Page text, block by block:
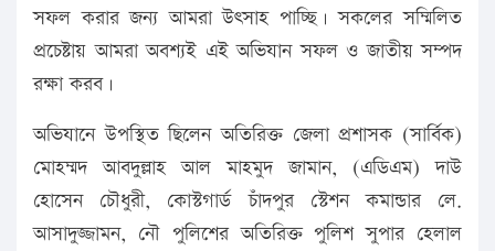
সফল করার জন্য আমরা উৎসাহ পাচ্ছি। সকলের সম্মিলিত
প্রচেষ্টায় আমরা অবশ্যই এই অভিযান সফল ও জাতীয় সম্পদ
রক্ষা করব।
অভিযানে উপস্থিত ছিলেন অতিরিক্ত জেলা প্রশাসক (সার্বিক)
মোহম্মদ আবদুল্লাহ আল মাহমুদ জামান, (এডিএম) দাউ
হোসেন চৌধুরী, কোস্টগার্ড চাঁদপুর স্টেশন কমান্ডার লে.
আসাদুজ্জামন, নৌ পুলিশের অতিরিক্ত পুলিশ সুপার হেলাল